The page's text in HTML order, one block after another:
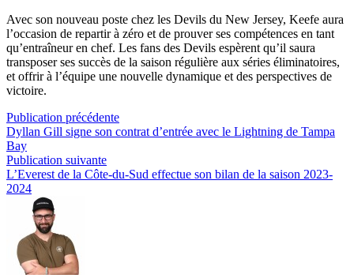
Avec son nouveau poste chez les Devils du New Jersey, Keefe aura
l’occasion de repartir à zéro et de prouver ses compétences en tant
qu’entraîneur en chef. Les fans des Devils espèrent qu’il saura
transposer ses succès de la saison régulière aux séries éliminatoires,
et offrir à l’équipe une nouvelle dynamique et des perspectives de
victoire.
Navigation
de
l’article
Publication précédentePublication
précédente :
Dyllan Gill signe son contrat d’entrée avec le Lightning de Tampa
Bay
Publication suivantePublication
suivante :
L’Everest de la Côte-du-Sud effectue son bilan de la saison 2023-
2024